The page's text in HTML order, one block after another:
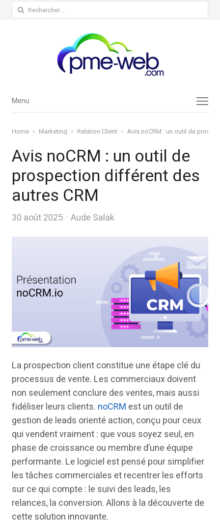
Rechercher :
Menu
Menu
Home Marketing Relation Client Avis noCRM : un outil de
Avis noCRM : un outil de
prospection différent des
autres CRM
30 août 2025 Author
Aude Salak
La prospection client constitue une étape clé du
processus de vente. Les commerciaux doivent
non seulement conclure des ventes, mais aussi
fidéliser leurs clients. noCRM est un outil de
gestion de leads orienté action, conçu pour ceux
qui vendent vraiment : que vous soyez seul, en
phase de croissance ou membre d’une équipe
performante. Le logiciel est pensé pour simplifier
les tâches commerciales et recentrer les efforts
sur ce qui compte : le suivi des leads, les
relances, la conversion. Allons à la découverte de
cette solution innovante.